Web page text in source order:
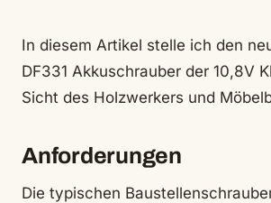
In diesem Artikel stelle ich den
DF331 Akkuschrauber der 10,8V
Sicht des Holzwerkers und
Anforderungen
Die typischen